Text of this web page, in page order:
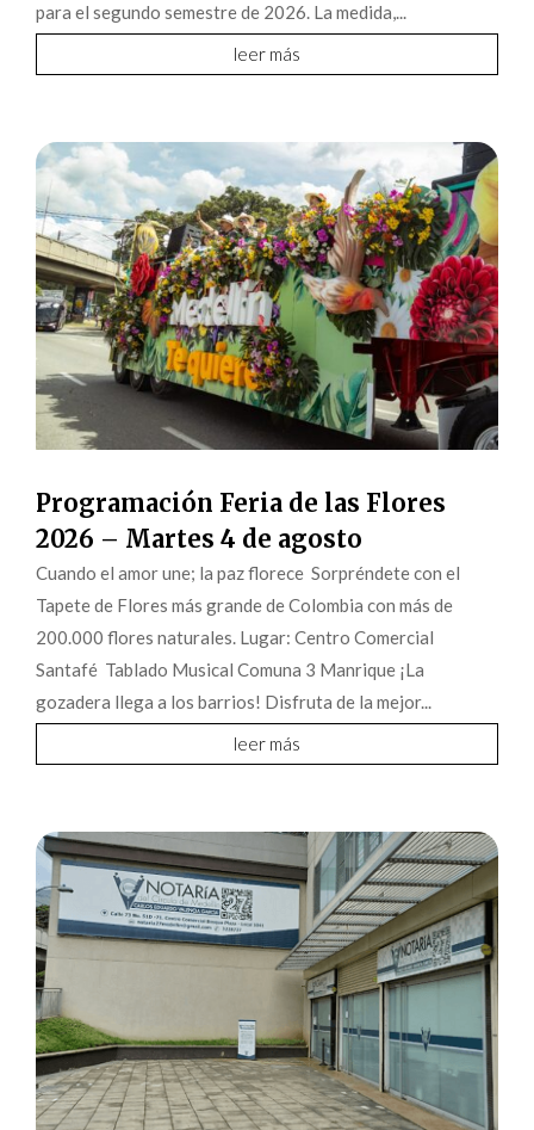
para el segundo semestre de 2026. La medida,...
leer más
Programación Feria de las Flores
2026 – Martes 4 de agosto
Cuando el amor une; la paz florece Sorpréndete con el
Tapete de Flores más grande de Colombia con más de
200.000 flores naturales. Lugar: Centro Comercial
Santafé Tablado Musical Comuna 3 Manrique ¡La
gozadera llega a los barrios! Disfruta de la mejor...
leer más